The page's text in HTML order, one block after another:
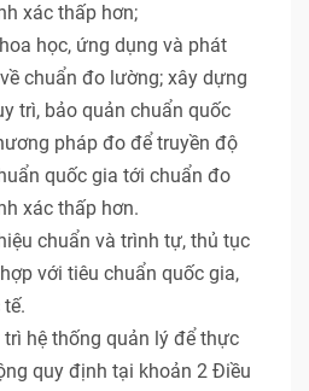
xác thấp hơn;
học, ứng dụng và phát
chuẩn đo lường; xây dựng
trì, bảo quản chuẩn quốc
pháp đo để truyền độ
quốc gia tới chuẩn đo
xác thấp hơn.
chuẩn và trình tự, thủ tục
với tiêu chuẩn quốc gia,
hệ thống quản lý để thực
quy định tại khoản 2 Điều